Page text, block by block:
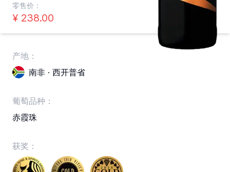
零售价：
¥ 238.00
产地：
南非 · 西开普省
葡萄品种：
赤霞珠
获奖：